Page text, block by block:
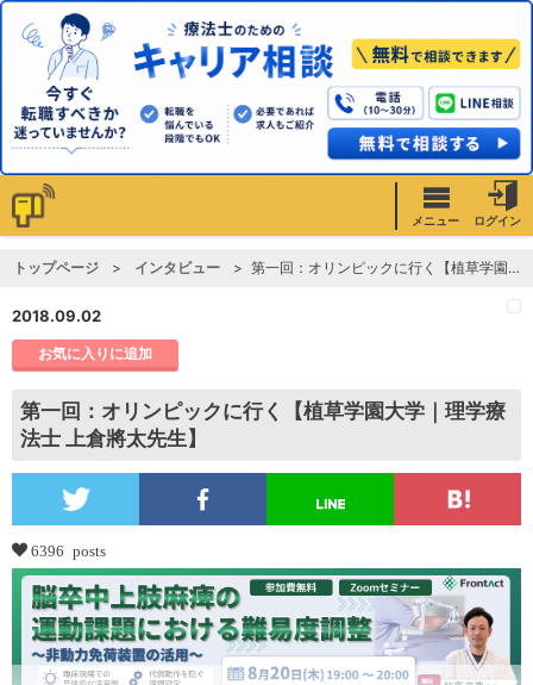
メニュー ログイン
トップページ インタビュー 第一回：オリンピックに行く【植草学園大学｜理学療法士 上倉將太先生】
2018.09.02
お気に入りに追加
第一回：オリンピックに行く【植草学園大学｜理学療
法士 上倉將太先生】
6396 posts